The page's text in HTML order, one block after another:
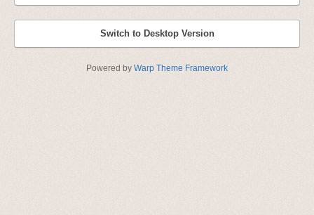
Switch to Desktop Version
Powered by Warp Theme Framework